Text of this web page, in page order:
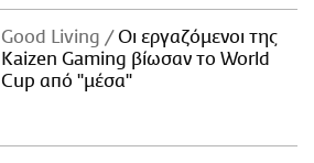
Good Living
Οι εργαζόμενοι της
Kaizen Gaming βίωσαν το World
Cup από "μέσα"